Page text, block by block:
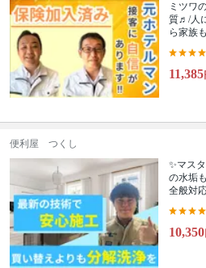
ミツワ
質♬/人
ら家族
11,385
便利屋 つくし
✨マス
の水垢
全般対
10,350